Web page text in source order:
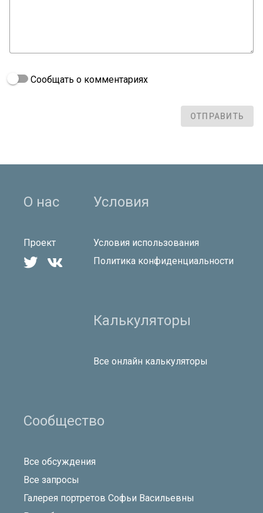
Сообщать о комментариях
ОТПРАВИТЬ
О нас
Проект
 
Условия
Условия использования
Политика конфиденциальности
Калькуляторы
Все онлайн калькуляторы
Сообщество
Все обсуждения
Все запросы
Галерея портретов Софьи Васильевны